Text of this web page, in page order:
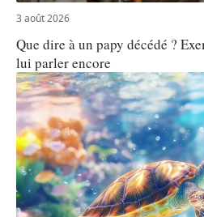
3 août 2026
Que dire à un papy décédé ?
lui parler encore